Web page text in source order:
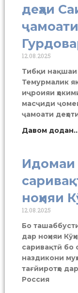
деҳаи
ҷамоати
12.08.2025
Тибқи
Темурмалик
иҷроияи
масҷиди
ҷамоати
Давом
Идомаи
ноҳияи
12.08.2025
Бо
дар ноҳияи
саривақтӣ бо
наздикони
тағйиротҳо
Россия